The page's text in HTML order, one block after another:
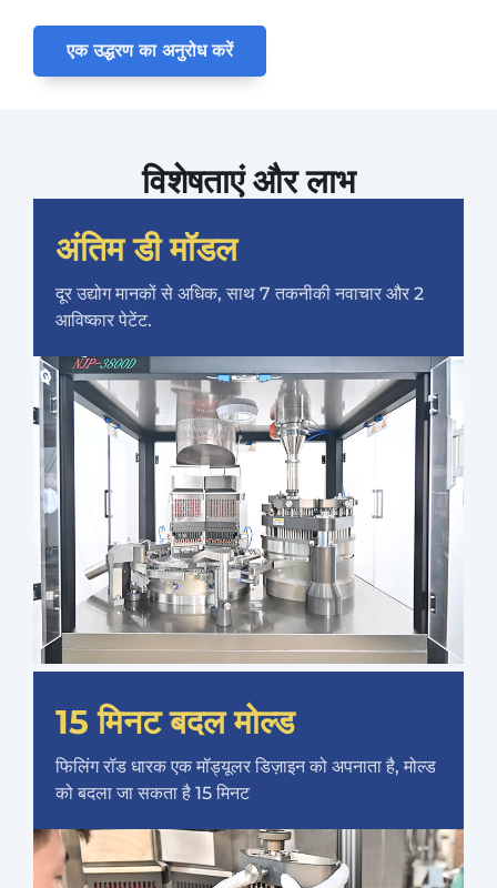
एक उद्धरण का अनुरोध करें
विशेषताएं और लाभ
अंतिम डी मॉडल
दूर उद्योग मानकों से अधिक, साथ 7 तकनीकी नवाचार और 2
आविष्कार पेटेंट.
15 मिनट बदल मोल्ड
फिलिंग रॉड धारक एक मॉड्यूलर डिज़ाइन को अपनाता है, मोल्ड
को बदला जा सकता है 15 मिनट